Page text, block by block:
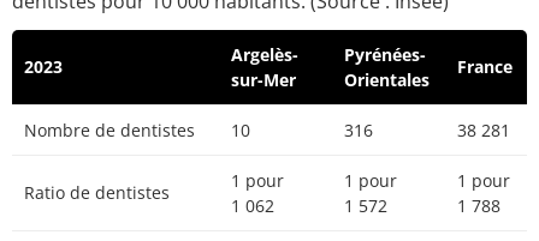
2023
Argelès-
sur-Mer
Pyrénées-
Orientales
France
Nombre de dentistes 10 316 38 281
Ratio de dentistes
1 pour
1 062
1 pour
1 572
1 pour
1 788